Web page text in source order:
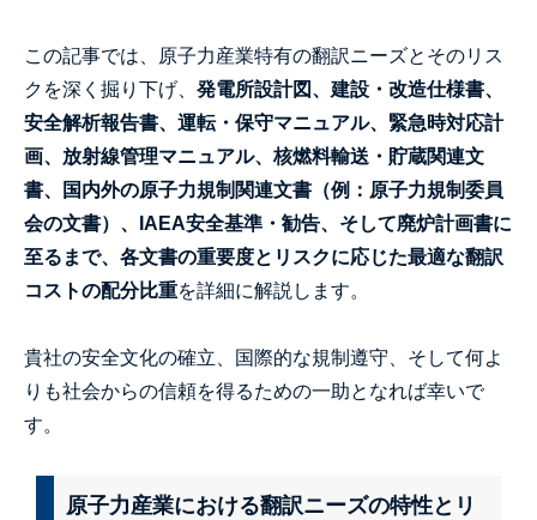
この記事では、原子力産業特有の翻訳ニーズとそのリス
クを深く掘り下げ、 発電所設計図、建設・改造仕様書、
安全解析報告書、運転・保守マニュアル、緊急時対応計
画、放射線管理マニュアル、核燃料輸送・貯蔵関連文
書、国内外の原子力規制関連文書（例：原子力規制委員
会の文書）、IAEA安全基準・勧告、そして廃炉計画書に
至るまで、各文書の重要度とリスクに応じた最適な翻訳
コストの配分比重を詳細に解説します。
貴社の安全文化の確立、国際的な規制遵守、そして何よ
りも社会からの信頼を得るための一助となれば幸いで
す。
原子力産業における翻訳ニーズの特性とリ